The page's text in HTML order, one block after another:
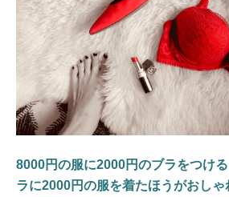
8000円の服に2000円のブラをつけ
ラに2000円の服を着たほうがおしゃ